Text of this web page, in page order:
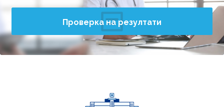
Проверка на резултати